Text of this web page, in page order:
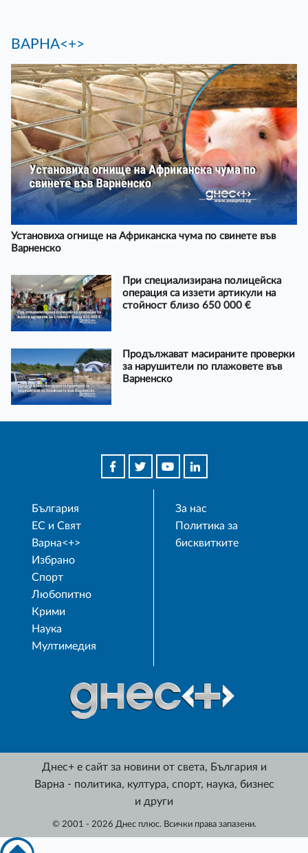
ВАРНА<+>
Установиха огнище на Африканска чума по свинете във
Варненско
При специализирана полицейска
операция са иззети артикули на
стойност близо 650 000 €
Продължават масираните проверки
за нарушители по плажовете във
Варненско
България
ЕС и Свят
Варна<+>
Избрано
Спорт
Любопитно
Крими
Наука
Мултимедия
За нас
Политика за
бисквитките
Днес+ е сайт за новини от света, България и
Варна - политика, култура, спорт, наука, бизнес
и други
© 2001 - 2026 Днес плюс. Всички права запазени.